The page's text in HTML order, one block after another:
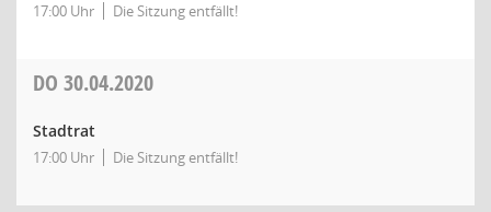
17:00 Uhr Die Sitzung entfällt!
DO 30.04.2020
Stadtrat
17:00 Uhr Die Sitzung entfällt!